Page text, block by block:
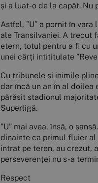
și a luat-o de la capăt. Nu
Astfel, ”U” a pornit în
ale Transilvaniei. A trecut
etern, totul pentru a fi cu
unei cărți intititulate
Cu tribunele și inimile
dar încă un an în al doilea
părăsit stadionul
Superligă.
”U” mai avea, însă, o
dinainte ca primul fluier al
intrat pe teren, au crezut,
perseverenței nu s-a
Respect